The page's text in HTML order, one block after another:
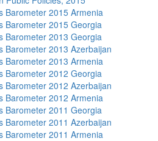
Barometer 2015 Armenia
Barometer 2015 Georgia
Barometer 2013 Georgia
Barometer 2013 Azerbaijan
Barometer 2013 Armenia
Barometer 2012 Georgia
Barometer 2012 Azerbaijan
Barometer 2012 Armenia
Barometer 2011 Georgia
Barometer 2011 Azerbaijan
Barometer 2011 Armenia